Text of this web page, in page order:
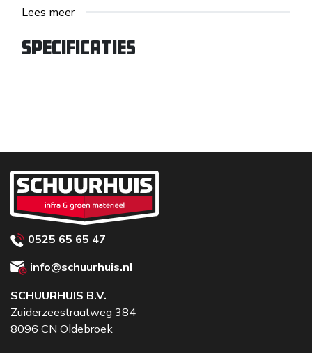
Lees meer
Specificaties
0525 65 65 47
info@schuurhuis.nl
SCHUURHUIS B.V.
Zuiderzeestraatweg 384
8096 CN Oldebroek